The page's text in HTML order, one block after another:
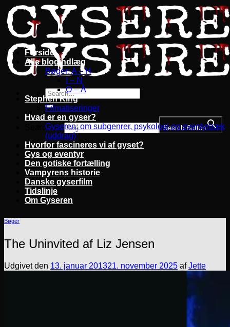
Fortsæt
til
indhold
Search for: Search Button
Forside
Alle blogindlæg
Bøger: A – H
I – N
O – Å
Stephen King
Filmatiseringer
Hvad er en gyser?
Gyseren: om subgenrer, psykologi og eventyrtræk
(uddrag)
Hvorfor fascineres vi af gyset?
Gys og eventyr
Den gotiske fortælling
Vampyrens historie
Danske gyserfilm
Tidslinje
Om Gyseren
Bøger
The Uninvited af Liz Jensen
Udgivet den 13. januar 201321. november 2025 afJette